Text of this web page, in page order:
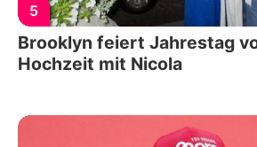
5
Brooklyn feiert Jahrestag
Hochzeit mit Nicola